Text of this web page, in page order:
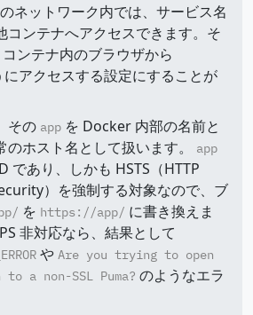
ネットワーク内では、サービス名
コンテナへアクセスできます。そ
ンテナ内のブラウザから
にアクセスする設定にすることが
その app を Docker 内部の名前と
のホスト名として扱います。
app
であり、しかも HSTS（HTTP
）を強制する対象なので、ブ
を https://app/ に書き換えま
非対応なら、結果として
や Are you trying to open
a non-SSL Puma? のようなエラ